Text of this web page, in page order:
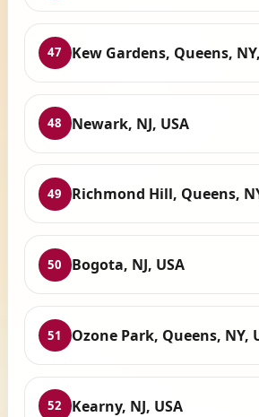
47 Kew Gardens, Queens,
48 Newark, NJ, USA
49 Richmond Hill, Queens,
50 Bogota, NJ, USA
51 Ozone Park, Queens, NY,
52 Kearny, NJ, USA